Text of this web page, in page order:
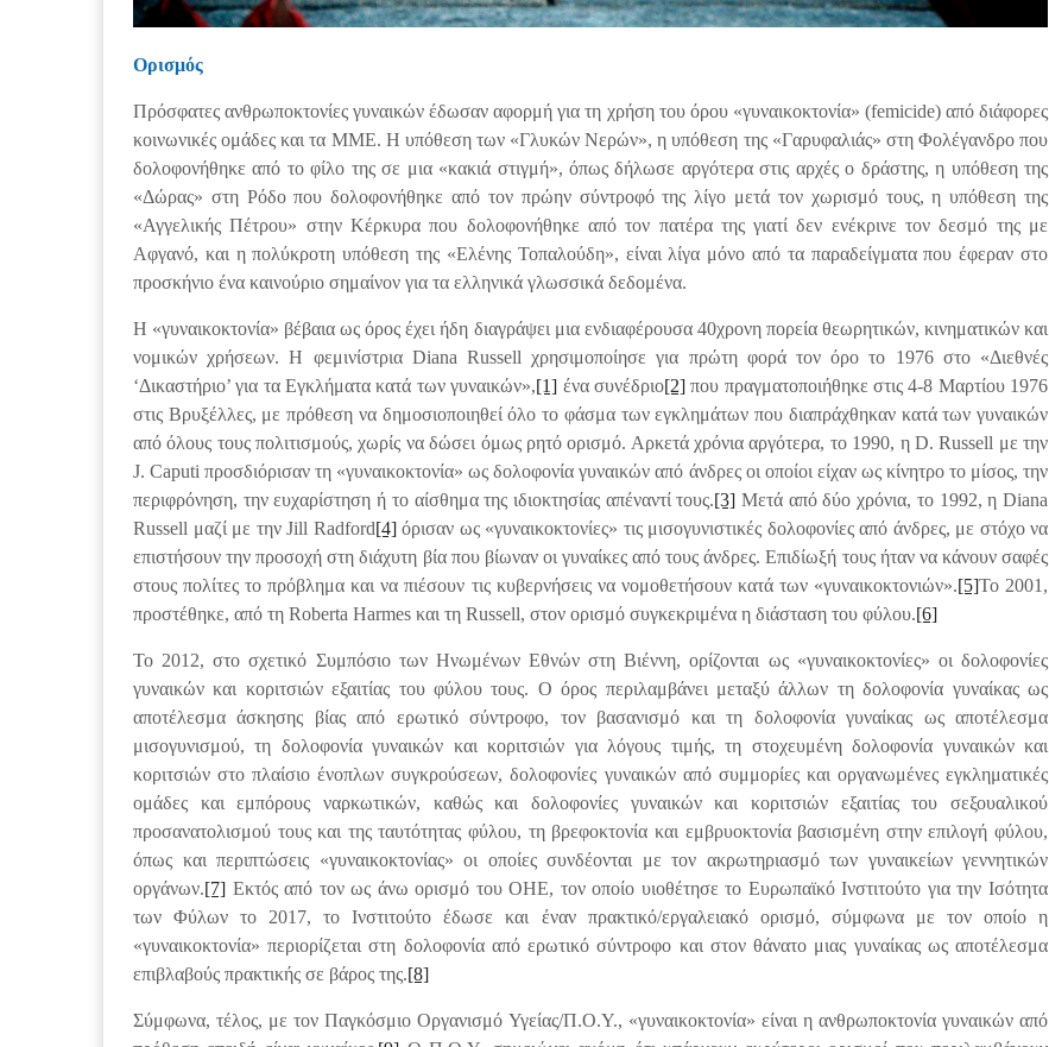
Ορισμός
Πρόσφατες ανθρωποκτονίες γυναικών έδωσαν αφορμή για τη χρήση του όρου «γυναικοκτονία» (femicide) από διάφορες
κοινωνικές ομάδες και τα ΜΜΕ. Η υπόθεση των «Γλυκών Νερών», η υπόθεση της «Γαρυφαλιάς» στη Φολέγανδρο που
δολοφονήθηκε από το φίλο της σε μια «κακιά στιγμή», όπως δήλωσε αργότερα στις αρχές ο δράστης, η υπόθεση της
«Δώρας» στη Ρόδο που δολοφονήθηκε από τον πρώην σύντροφό της λίγο μετά τον χωρισμό τους, η υπόθεση της
«Αγγελικής Πέτρου» στην Κέρκυρα που δολοφονήθηκε από τον πατέρα της γιατί δεν ενέκρινε τον δεσμό της με
Αφγανό, και η πολύκροτη υπόθεση της «Ελένης Τοπαλούδη», είναι λίγα μόνο από τα παραδείγματα που έφεραν στο
προσκήνιo ένα καινούριο σημαίνον για τα ελληνικά γλωσσικά δεδομένα.
Η «γυναικοκτονία» βέβαια ως όρος έχει ήδη διαγράψει μια ενδιαφέρουσα 40χρονη πορεία θεωρητικών, κινηματικών και
νομικών χρήσεων. Η φεμινίστρια Diana Russell χρησιμοποίησε για πρώτη φορά τον όρο το 1976 στο «Διεθνές
‘Δικαστήριο’ για τα Εγκλήματα κατά των γυναικών»,[1] ένα συνέδριο[2]που πραγματοποιήθηκε στις 4-8 Μαρτίου 1976
στις Βρυξέλλες, με πρόθεση να δημοσιοποιηθεί όλο το φάσμα των εγκλημάτων που διαπράχθηκαν κατά των γυναικών
από όλους τους πολιτισμούς, χωρίς να δώσει όμως ρητό ορισμό. Αρκετά χρόνια αργότερα, το 1990, η D. Russell με την
J. Caputi προσδιόρισαν τη «γυναικοκτονία» ως δολοφονία γυναικών από άνδρες οι οποίοι είχαν ως κίνητρο το μίσος, την
περιφρόνηση, την ευχαρίστηση ή το αίσθημα της ιδιοκτησίας απέναντί τους.[3] Μετά από δύο χρόνια, το 1992, η Diana
Russell μαζί με την Jill Radford[4]όρισαν ως «γυναικοκτονίες» τις μισογυνιστικές δολοφονίες από άνδρες, με στόχο να
επιστήσουν την προσοχή στη διάχυτη βία που βίωναν οι γυναίκες από τους άνδρες. Επιδίωξή τους ήταν να κάνουν σαφές
στους πολίτες το πρόβλημα και να πιέσουν τις κυβερνήσεις να νομοθετήσουν κατά των «γυναικοκτονιών».[5]Το 2001,
προστέθηκε, από τη Roberta Harmes και τη Russell, στον ορισμό συγκεκριμένα η διάσταση του φύλου.[6]
Το 2012, στο σχετικό Συμπόσιο των Ηνωμένων Εθνών στη Βιέννη, ορίζονται ως «γυναικοκτονίες» οι δολοφονίες
γυναικών και κοριτσιών εξαιτίας του φύλου τους. Ο όρος περιλαμβάνει μεταξύ άλλων τη δολοφονία γυναίκας ως
αποτέλεσμα άσκησης βίας από ερωτικό σύντροφο, τον βασανισμό και τη δολοφονία γυναίκας ως αποτέλεσμα
μισογυνισμού, τη δολοφονία γυναικών και κοριτσιών για λόγους τιμής, τη στοχευμένη δολοφονία γυναικών και
κοριτσιών στο πλαίσιο ένοπλων συγκρούσεων, δολοφονίες γυναικών από συμμορίες και οργανωμένες εγκληματικές
ομάδες και εμπόρους ναρκωτικών, καθώς και δολοφονίες γυναικών και κοριτσιών εξαιτίας του σεξουαλικού
προσανατολισμού τους και της ταυτότητας φύλου, τη βρεφοκτονία και εμβρυοκτονία βασισμένη στην επιλογή φύλου,
όπως και περιπτώσεις «γυναικοκτονίας» οι οποίες συνδέονται με τον ακρωτηριασμό των γυναικείων γεννητικών
οργάνων.[7] Εκτός από τον ως άνω ορισμό του ΟΗΕ, τον οποίο υιοθέτησε το Ευρωπαϊκό Ινστιτούτο για την Ισότητα
των Φύλων το 2017, το Ινστιτούτο έδωσε και έναν πρακτικό/εργαλειακό ορισμό, σύμφωνα με τον οποίο η
«γυναικοκτονία» περιορίζεται στη δολοφονία από ερωτικό σύντροφο και στον θάνατο μιας γυναίκας ως αποτέλεσμα
επιβλαβούς πρακτικής σε βάρος της.[8]
Σύμφωνα, τέλος, με τον Παγκόσμιο Οργανισμό Υγείας/Π.Ο.Υ., «γυναικοκτονία» είναι η ανθρωποκτονία γυναικών από